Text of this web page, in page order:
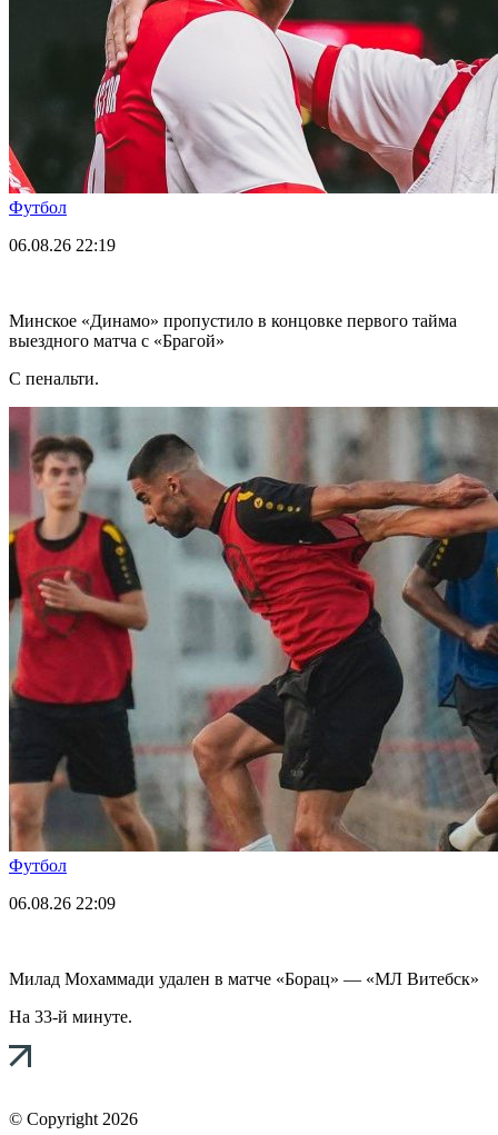
Футбол
06.08.26 22:19
Минское «Динамо» пропустило в концовке первого тайма
выездного матча с «Брагой»
С пенальти.
Футбол
06.08.26 22:09
Милад Мохаммади удален в матче «Борац» — «МЛ Витебск»
На 33-й минуте.
© Copyright 2026